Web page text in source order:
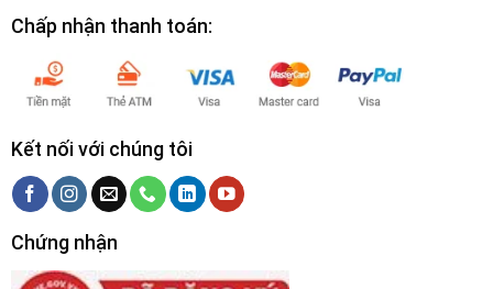
Chấp nhận thanh toán:
Kết nối với chúng tôi
Chứng nhận